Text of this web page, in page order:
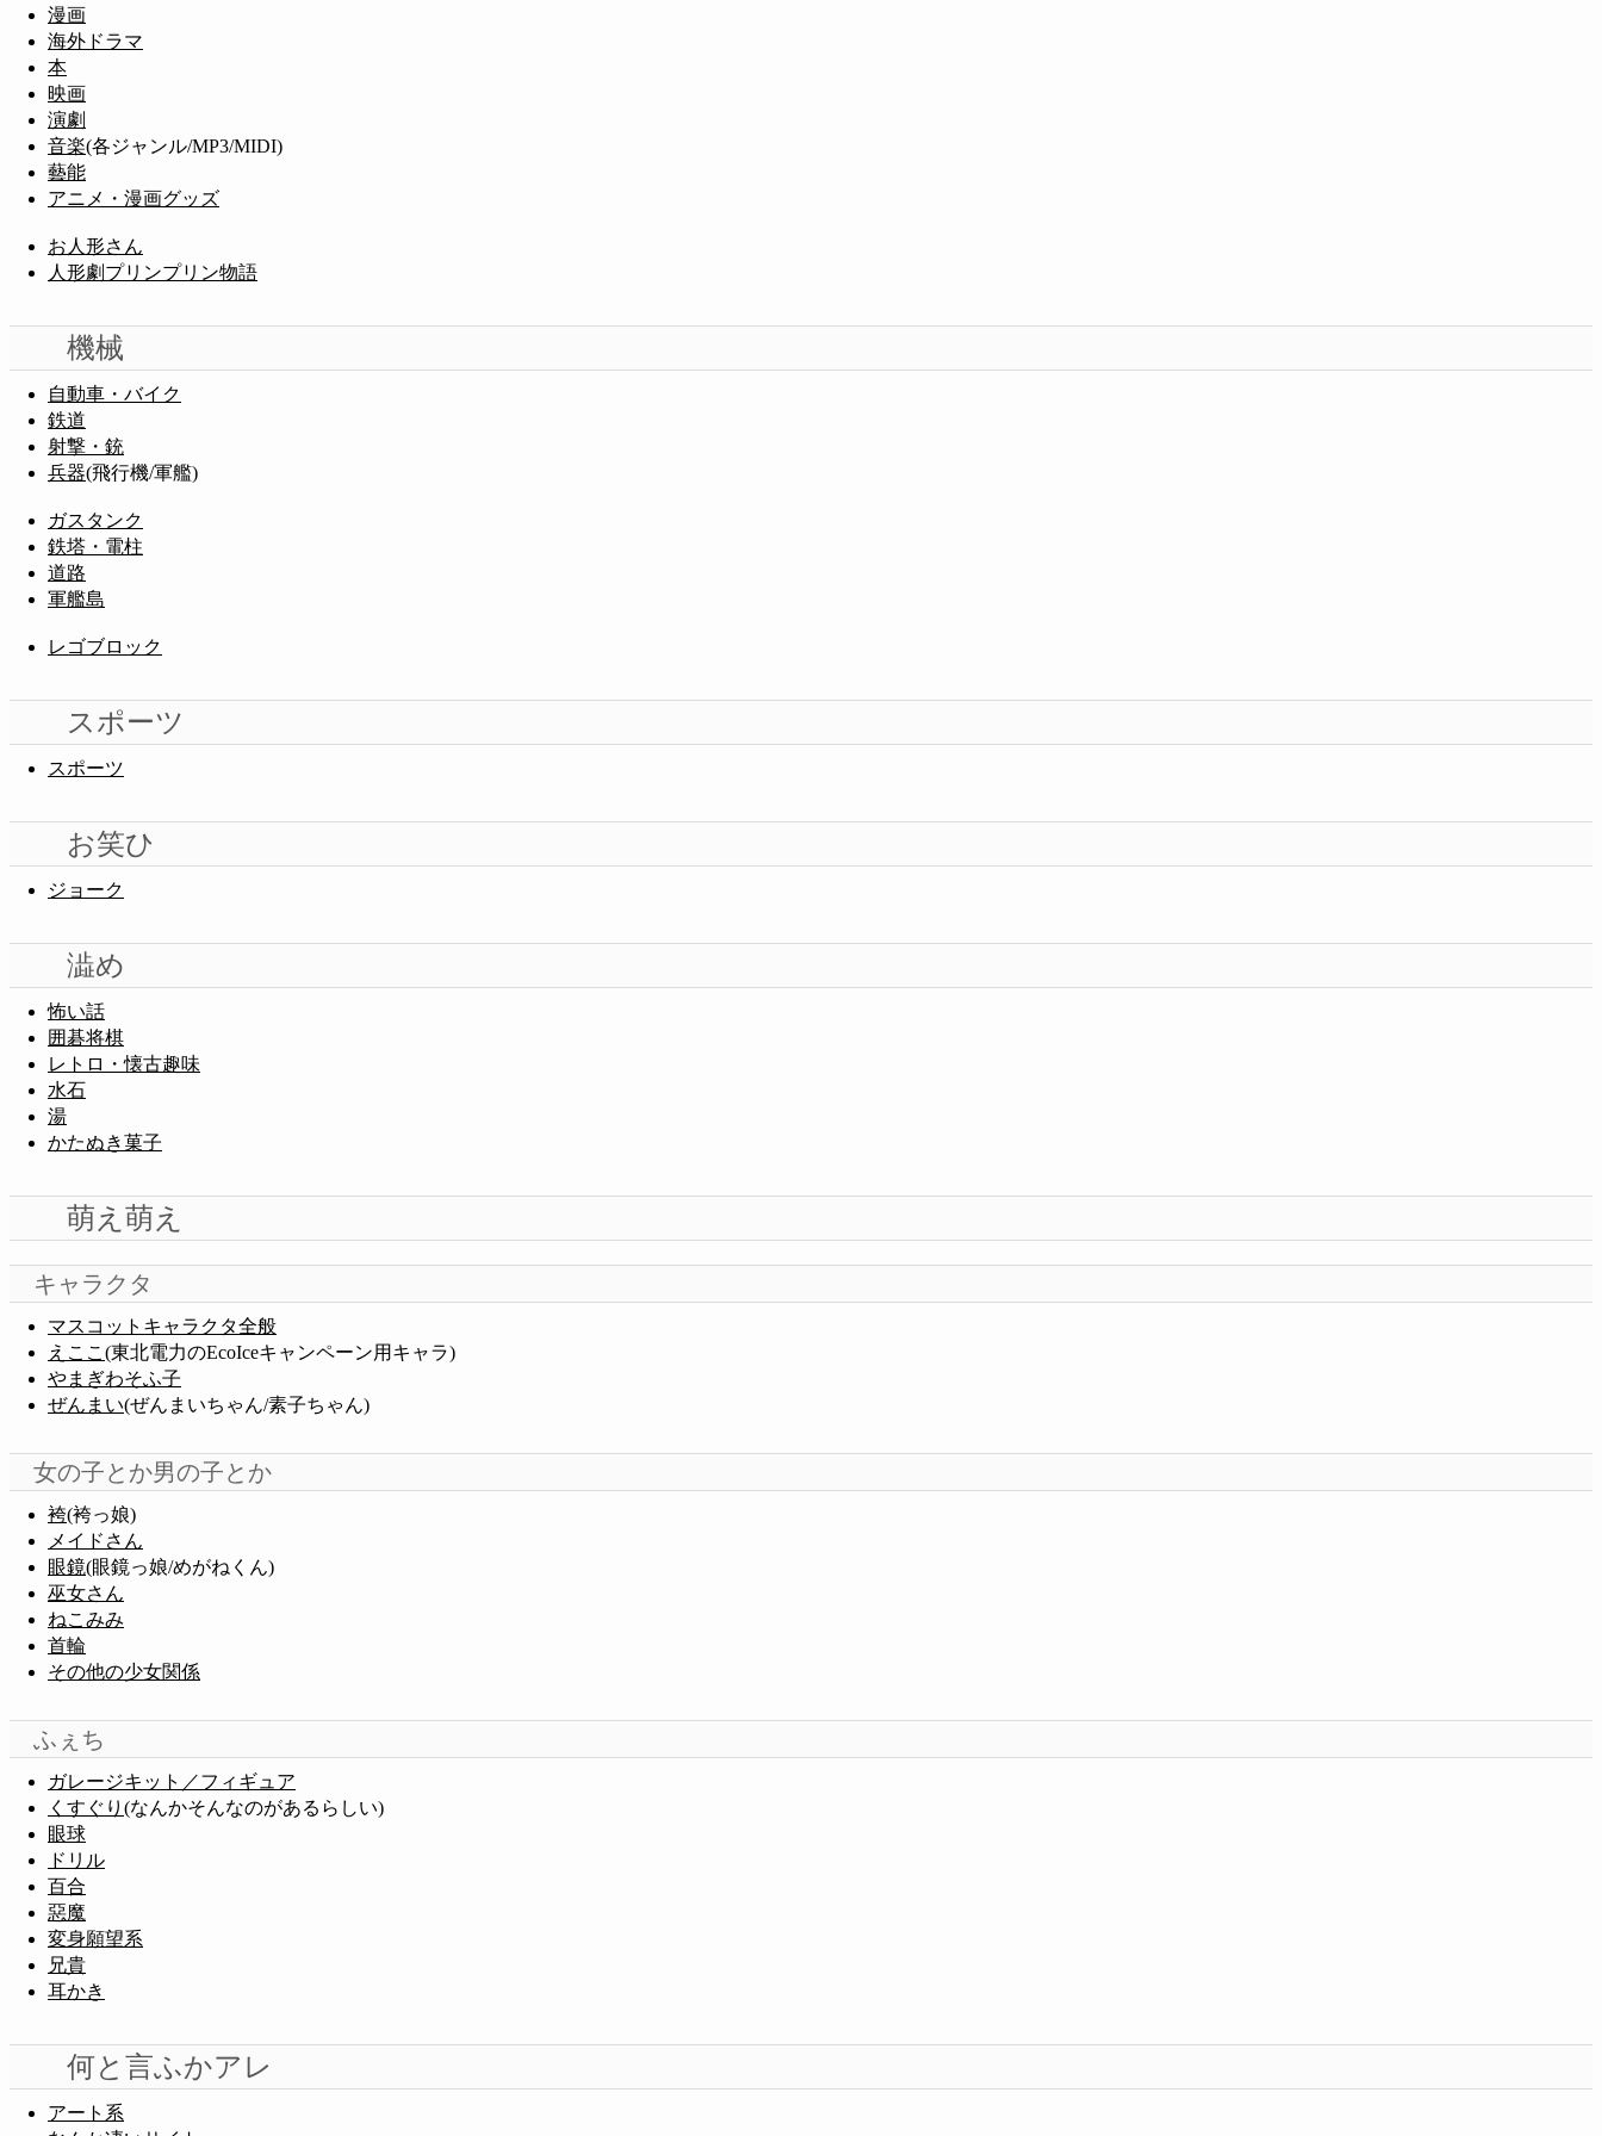
漫画
海外ドラマ
本
映画
演劇
音楽(各ジャンル/MP3/MIDI)
藝能
アニメ・漫画グッズ
お人形さん
人形劇プリンプリン物語
機械
自動車・バイク
鉄道
射撃・銃
兵器(飛行機/軍艦)
ガスタンク
鉄塔・電柱
道路
軍艦島
レゴブロック
スポーツ
スポーツ
お笑ひ
ジョーク
澁め
怖い話
囲碁将棋
レトロ・懐古趣味
水石
湯
かたぬき菓子
萌え萌え
キャラクタ
マスコットキャラクタ全般
えここ (東北電力のEcoIceキャンペーン用キャラ)
やまぎわそふ子
ぜんまい(ぜんまいちゃん/素子ちゃん)
女の子とか男の子とか
袴(袴っ娘)
メイドさん
眼鏡(眼鏡っ娘/めがねくん)
巫女さん
ねこみみ
首輪
その他の少女関係
ふぇち
ガレージキット／フィギュア
くすぐり (なんかそんなのがあるらしい)
眼球
ドリル
百合
惡魔
変身願望系
兄貴
耳かき
何と言ふかアレ
アート系